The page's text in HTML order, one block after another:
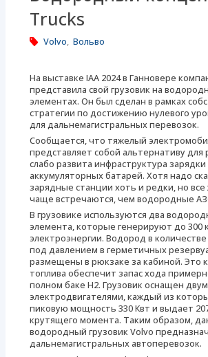
Trucks
Volvo, Вольво
На выставке IAA 2024 в Ганновере
представила свой грузовик на
элементах. Он был сделан в рамках
стратегии по достижению нулевого
для дальнемагистральных перевозок.
Сообщается, что тяжелый
представляет собой альтернативу для
слабо развита инфраструктура зарядки
аккумуляторных батарей. Хотя надо
зарядные станции хоть и редки, но все
чаще встречаются, чем водородные
В грузовике используются два
элемента, которые генерируют до 300
электроэнергии. Водород в количестве
под давлением в герметичных
размещены в рюкзаке за кабиной. Это
топлива обеспечит запас хода
полном баке Н2. Грузовик оснащен
электродвигателями, каждый из
пиковую мощность 330 Квт и выдает
крутящего момента. Таким образом,
водородный грузовик Volvo
дальнемагистральных автоперевозок.